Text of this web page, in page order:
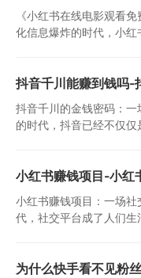
《小红书在线电影观看
化信息爆炸的时代，小
抖音千川能赚到钱吗-
抖音千川的金钱密码：
的时代，抖音已经不仅
小红书赚钱项目-小红
小红书赚钱项目：一场
代，社交平台成了人们
为什么快手看不见粉